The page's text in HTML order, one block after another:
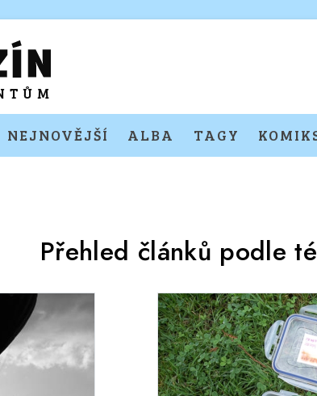
NEJNOVĚJŠÍ ALBA TAGY
Přehled článků podle